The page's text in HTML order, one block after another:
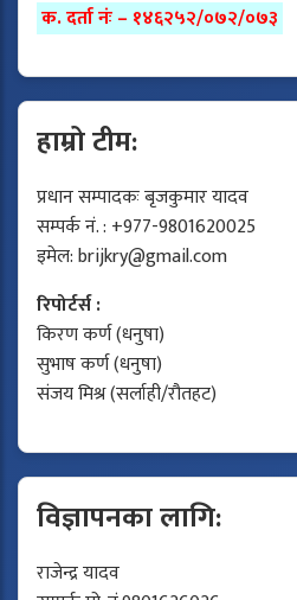
क. दर्ता नंः – १४६२५२/०७२/०७३
हाम्रो टीम:
प्रधान सम्पादकः बृजकुमार यादव
सम्पर्क नं. : +977-9801620025
इमेल:brijkry@gmail.com
रिपोर्टर्स :
किरण कर्ण (धनुषा)
सुभाष कर्ण (धनुषा)
संजय मिश्र (सर्लाही/रौतहट)
विज्ञापनका लागि:
राजेन्द्र यादव